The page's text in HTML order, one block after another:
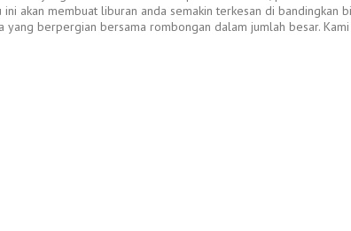
akan membuat liburan anda semakin terkesan di bandingkan
yang berpergian bersama rombongan dalam jumlah besar.